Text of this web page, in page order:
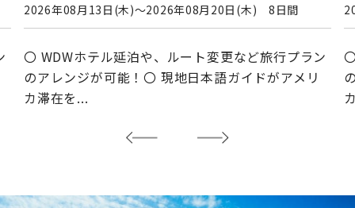
2026年08月13日(木)〜2026年08月20日(木) 8日間
〇 WDWホテル延泊や、ルート変更など旅行プラン
のアレンジが可能！〇 現地日本語ガイドがアメリ
カ滞在を...